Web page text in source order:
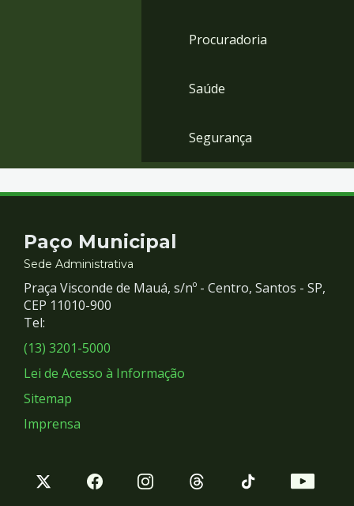
Procuradoria
Saúde
Segurança
Contato
e
Redes
Sociais
Paço Municipal
Sede Administrativa
Praça Visconde de Mauá, s/nº - Centro, Santos - SP,
CEP 11010-900
Tel:
(13) 3201-5000
Lei de Acesso à Informação
Sitemap
Imprensa